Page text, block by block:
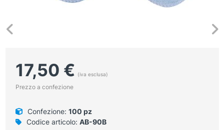
17,50 € (iva esclusa)
Prezzo a confezione
Confezione: 100 pz
Codice articolo: AB-90B